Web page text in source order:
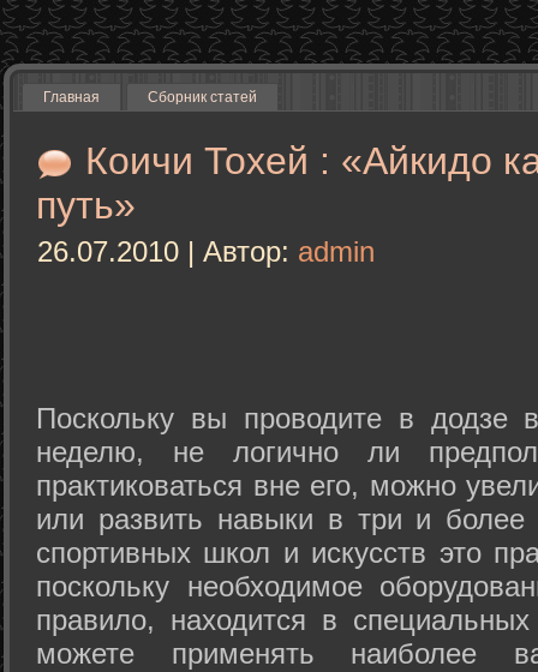
Главная Сборник статей
Коичи Тохей : «Айкидо
путь»
26.07.2010 | Автор: admin
Поскольку вы проводите в додзе
неделю, не логично ли
практиковаться вне его, можно
или развить навыки в три и
спортивных школ и искусств это
поскольку необходимое
правило, находится в
можете применять наиболее